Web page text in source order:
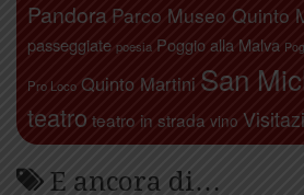
Pandora Parco Museo Quinto
passeggiate poesia Poggio alla Malva
Pro Loco Quinto Martini San
teatro teatro in strada vino
E ancora di…